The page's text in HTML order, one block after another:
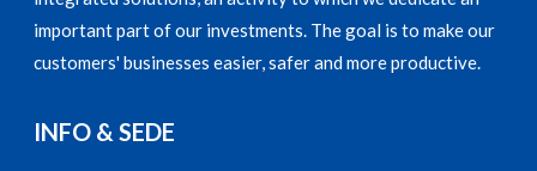
important part of our investments. The goal is to make our
customers' businesses easier, safer and more productive.
INFO & SEDE